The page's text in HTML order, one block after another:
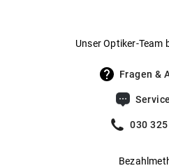
Unser Optiker-Team
Fragen &
030